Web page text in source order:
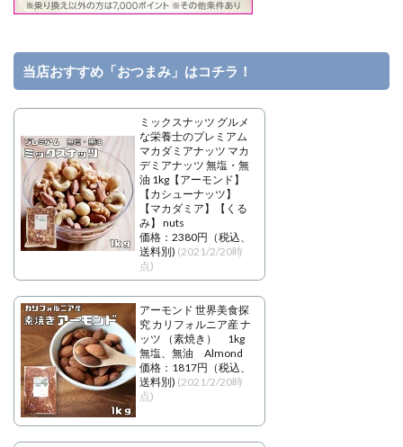
当店おすすめ「おつまみ」はコチラ！
ミックスナッツ グルメ
な栄養士のプレミアム
マカダミアナッツ マカ
デミアナッツ 無塩・無
油 1kg【アーモンド】
【カシューナッツ】
【マカダミア】【くる
み】 nuts
価格：2380円（税込、
送料別) (2021/2/20時
点)
アーモンド 世界美食探
究 カリフォルニア産 ナ
ッツ （素焼き） 1kg
無塩、無油 Almond
価格：1817円（税込、
送料別) (2021/2/20時
点)